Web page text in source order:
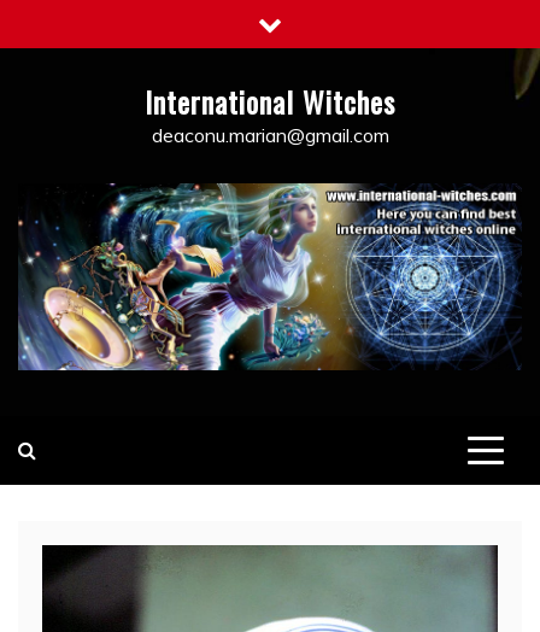
to
International Witches
deaconu.marian@gmail.com